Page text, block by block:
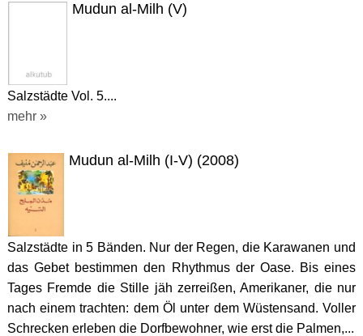
Mudun al-Milh (V)
Salzstädte Vol. 5....
mehr »
Mudun al-Milh (I-V) (2008)
Salzstädte in 5 Bänden. Nur der Regen, die Karawanen und
das Gebet bestimmen den Rhythmus der Oase. Bis eines
Tages Fremde die Stille jäh zerreißen, Amerikaner, die nur
nach einem trachten: dem Öl unter dem Wüstensand. Voller
Schrecken erleben die Dorfbewohner, wie erst die Palmen,...